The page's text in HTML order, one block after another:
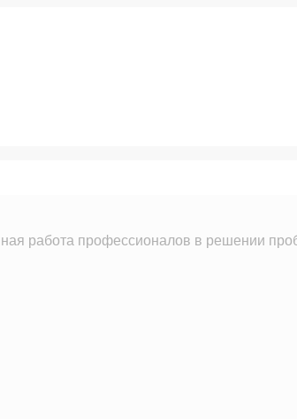
работа профессионалов в решении